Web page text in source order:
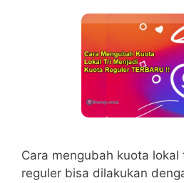
Cara mengubah kuota
reguler bisa dilakukan